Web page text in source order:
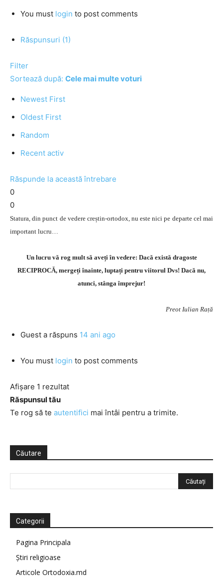
You must login to post comments
Răspunsuri (1)
Filter
Sortează după: Cele mai multe voturi
Newest First
Oldest First
Random
Recent activ
Răspunde la această întrebare
0
0
Statura, din punct de vedere creștin-ortodox, nu este nici pe departe cel mai
important lucru…
Un lucru vă rog mult să aveți în vedere: Dacă există dragoste
RECIPROCĂ, mergeți înainte, luptați pentru viitorul Dvs! Dacă nu,
atunci, stânga împrejur!
Preot Iulian Rață
Guest a răspuns 14 ani ago
You must login to post comments
Afișare 1 rezultat
Răspunsul tău
Te rog să te autentifici mai întâi pentru a trimite.
Căutare
Categorii
Pagina Principala
Știri religioase
Articole Ortodoxia.md